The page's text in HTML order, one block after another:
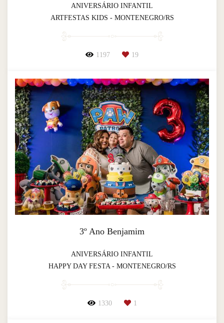
ANIVERSÁRIO INFANTIL
ARTFESTAS KIDS - MONTENEGRO/RS
1197 19
3º Ano Benjamim
ANIVERSÁRIO INFANTIL
HAPPY DAY FESTA - MONTENEGRO/RS
1330 1